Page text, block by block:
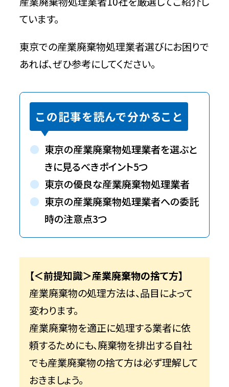
ています。
東京での産業廃棄物処理業者選びにお困りで
あれば、ぜひ参考にしてください。
この記事を読んで分かること
東京の産業廃棄物処理業者を選ぶと
きに見るべきポイント5つ
東京の優良な産業廃棄物処理業者
東京の産業廃棄物処理業者への委託
時の注意点3つ
【＜前提知識＞産業廃棄物の捨て方】
産業廃棄物の処理方法は、品目によって
変わります。
産業廃棄物を適正に処理する業者に依
頼するためにも、廃棄物を排出する自社
でも産業廃棄物の捨て方は必ず理解して
おきましょう。